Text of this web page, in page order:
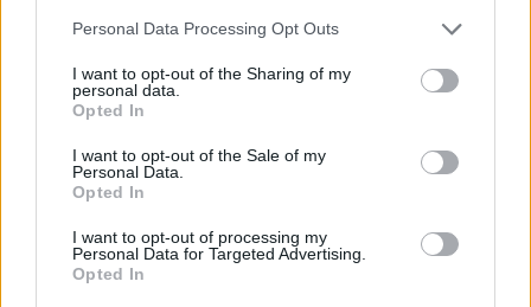
Please note that this website/app uses one or more Google
not limited to your visit or usage behaviour. You may click to
grant or deny consent to Google and its third-party tags to
use your data for below specified purposes in below Google
consent section.
Personal Data Processing Opt Outs
I want to opt-out of the Sharing of my
personal data.
Opted In
I want to opt-out of the Sale of my
Personal Data.
Opted In
I want to opt-out of processing my
Personal Data for Targeted Advertising.
Opted In
NEWS